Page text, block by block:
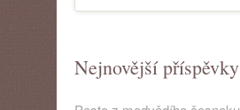
Nejnovější příspěvky